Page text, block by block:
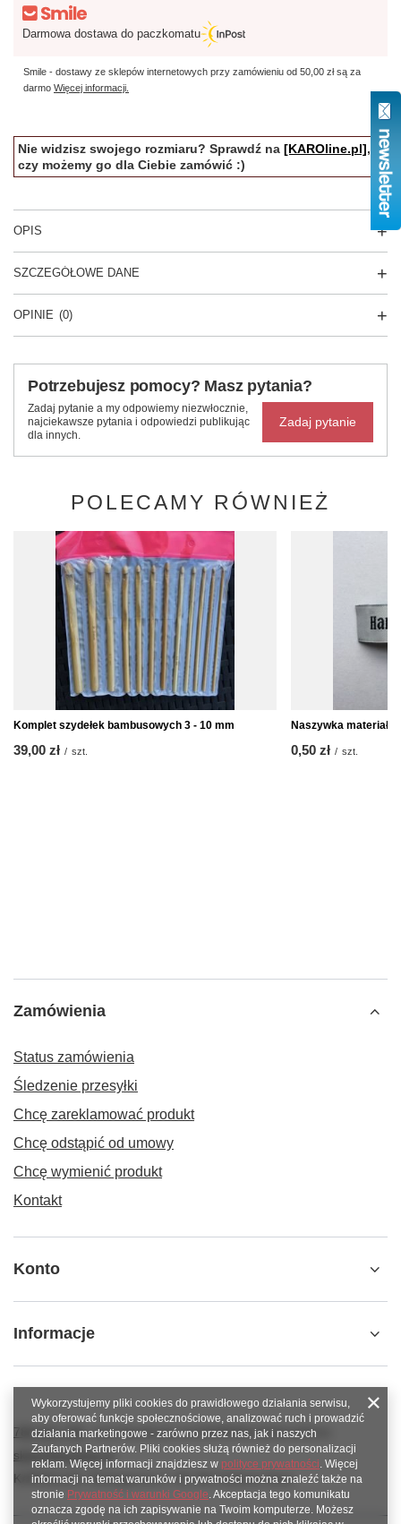
Darmowa dostawa do paczkomatu
Smile - dostawy ze sklepów internetowych przy zamówieniu od 50,00 złsą za
darmo Więcej informacji.
Nie widzisz swojego rozmiaru? Sprawdź na [KAROline.pl],
czy możemy go dla Ciebie zamówić :)
OPIS
SZCZEGÓŁOWE DANE
OPINIE (0)
Potrzebujesz pomocy? Masz pytania?
Zadaj pytanie a my odpowiemy niezwłocznie,
najciekawsze pytania i odpowiedzi publikując
dla innych.
Zadaj pytanie
POLECAMY RÓWNIEŻ
Komplet szydełek bambusowych 3 - 10 mm
39,00 zł / szt.
Naszywka
0,50 zł / szt.
Zamówienia
Status zamówienia
Śledzenie przesyłki
Chcę zareklamować produkt
Chcę odstąpić od umowy
Chcę wymienić produkt
Kontakt
Konto
Informacje
789 221 795 www.facebook.com/KAROlineZielonaGora
sklep@karoline.pl
KAROline24,Ekologiczna 2,65-364Zielona Góra
Wykorzystujemy pliki cookies do prawidłowego działania serwisu,
aby oferować funkcje społecznościowe, analizować ruch i prowadzić
działania marketingowe - zarówno przez nas, jak i naszych
Zaufanych Partnerów. Pliki cookies służą również do personalizacji
reklam. Więcej informacji znajdziesz w polityce prywatności. Więcej
informacji na temat warunków i prywatności można znaleźć także na
stronie Prywatność i warunki Google. Akceptacja tego komunikatu
oznacza zgodę na ich zapisywanie na Twoim komputerze. Możesz